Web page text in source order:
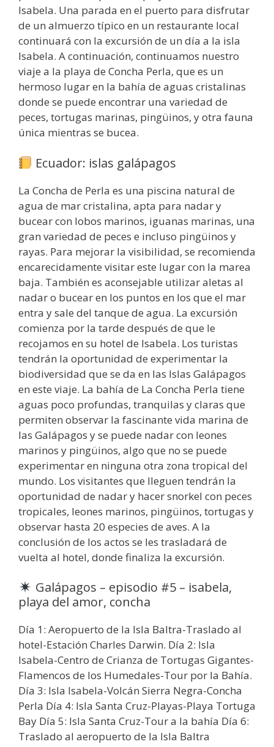
Isabela. Una parada en el puerto para disfrutar
de un almuerzo típico en un restaurante local
continuará con la excursión de un día a la isla
Isabela. A continuación, continuamos nuestro
viaje a la playa de Concha Perla, que es un
hermoso lugar en la bahía de aguas cristalinas
donde se puede encontrar una variedad de
peces, tortugas marinas, pingüinos, y otra fauna
única mientras se bucea.
Ecuador: islas galápagos
La Concha de Perla es una piscina natural de
agua de mar cristalina, apta para nadar y
bucear con lobos marinos, iguanas marinas, una
gran variedad de peces e incluso pingüinos y
rayas. Para mejorar la visibilidad, se recomienda
encarecidamente visitar este lugar con la marea
baja. También es aconsejable utilizar aletas al
nadar o bucear en los puntos en los que el mar
entra y sale del tanque de agua. La excursión
comienza por la tarde después de que le
recojamos en su hotel de Isabela. Los turistas
tendrán la oportunidad de experimentar la
biodiversidad que se da en las Islas Galápagos
en este viaje. La bahía de La Concha Perla tiene
aguas poco profundas, tranquilas y claras que
permiten observar la fascinante vida marina de
las Galápagos y se puede nadar con leones
marinos y pingüinos, algo que no se puede
experimentar en ninguna otra zona tropical del
mundo. Los visitantes que lleguen tendrán la
oportunidad de nadar y hacer snorkel con peces
tropicales, leones marinos, pingüinos, tortugas y
observar hasta 20 especies de aves. A la
conclusión de los actos se les trasladará de
vuelta al hotel, donde finaliza la excursión.
Galápagos – episodio #5 – isabela,
playa del amor, concha
Día 1: Aeropuerto de la Isla Baltra-Traslado al
hotel-Estación Charles Darwin. Día 2: Isla
Isabela-Centro de Crianza de Tortugas Gigantes-
Flamencos de los Humedales-Tour por la Bahía.
Día 3: Isla Isabela-Volcán Sierra Negra-Concha
Perla Día 4: Isla Santa Cruz-Playas-Playa Tortuga
Bay Día 5: Isla Santa Cruz-Tour a la bahía Día 6:
Traslado al aeropuerto de la Isla Baltra